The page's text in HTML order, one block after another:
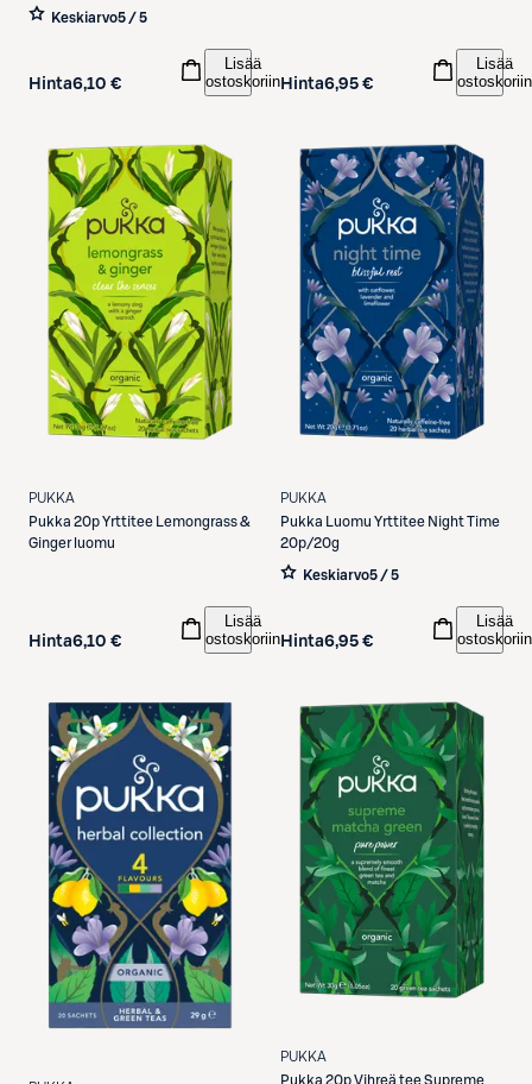
Keskiarvo5 / 5
Hinta6,10 €
Lisää
ostoskoriin Hinta6,95 €
Lisää
ostoskoriin
PUKKA
Pukka 20p Yrttitee Lemongrass &
Ginger luomu
Hinta6,10 €
Lisää
ostoskoriin
PUKKA
Pukka
Luomu Yrttitee Night Time
20p/20g
Keskiarvo5 / 5
Hinta6,95 €
Lisää
ostoskoriin
PUKKA
Pukka 20p Vihreä tee Supreme